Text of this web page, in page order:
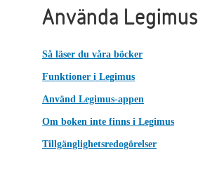
Använda Legimus
Så läser du våra böcker
Funktioner i Legimus
Använd Legimus-appen
Om boken inte finns i Legimus
Tillgänglighetsredogörelser